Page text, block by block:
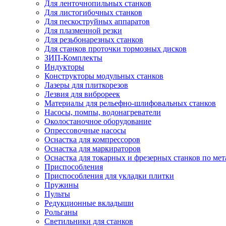
Для ленточнопильных станков
Для листогибочных станков
Для пескоструйных аппаратов
Для плазменной резки
Для резьбонарезных станков
Для станков проточки тормозных дисков
ЗИП-Комплекты
Индукторы
Конструкторы модульных станков
Лазеры для плиткорезов
Лезвия для виброреек
Материалы для рельефно-шлифовальных станков
Насосы, помпы, водонагреватели
Околостаночное оборудование
Опрессовочные насосы
Оснастка для компрессоров
Оснастка для маркираторов
Оснастка для токарных и фрезерных станков по
Приспособления
Приспособления для укладки плитки
Пружины
Пульты
Редукционные вкладыши
Рольганы
Светильники для станков